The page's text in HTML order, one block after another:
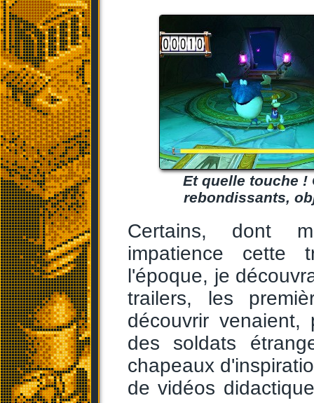
Et quelle touche !
rebondissants,
Certains, dont
impatience cette
l'époque, je
trailers, les
découvrir
des soldats
chapeaux
de vidéos